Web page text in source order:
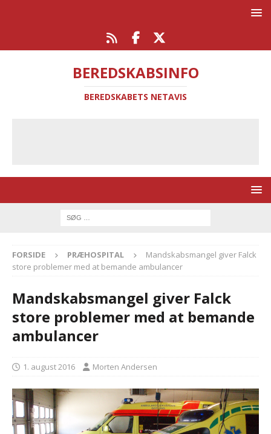
BEREDSKABSINFO
BEREDSKABETS NETAVIS
FORSIDE PRÆHOSPITAL
Mandskabsmangel giver Falck
store problemer med at bemande ambulancer
Mandskabsmangel giver Falck
store problemer med at bemande
ambulancer
1. august 2016 Morten Andersen